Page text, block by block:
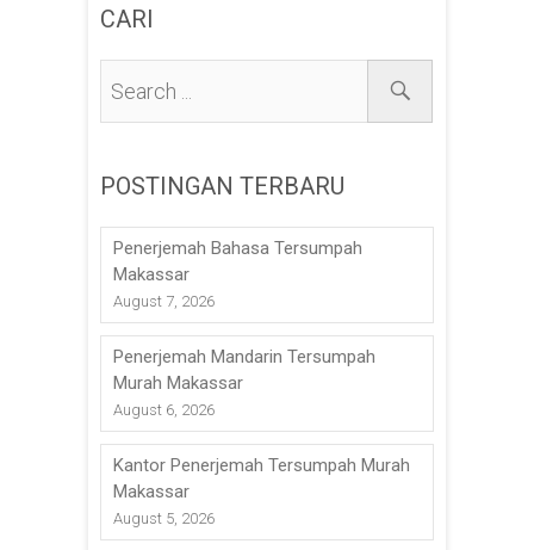
CARI
POSTINGAN TERBARU
Penerjemah Bahasa Tersumpah
Makassar
August 7, 2026
Penerjemah Mandarin Tersumpah
Murah Makassar
August 6, 2026
Kantor Penerjemah Tersumpah Murah
Makassar
August 5, 2026